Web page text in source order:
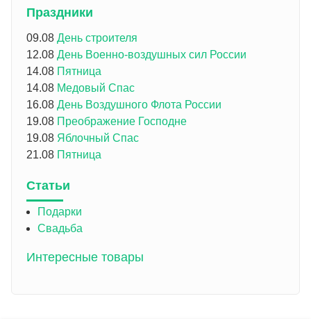
Праздники
09.08 День строителя
12.08 День Военно-воздушных сил России
14.08 Пятница
14.08 Медовый Спас
16.08 День Воздушного Флота России
19.08 Преображение Господне
19.08 Яблочный Спас
21.08 Пятница
Статьи
Подарки
Свадьба
Интересные товары